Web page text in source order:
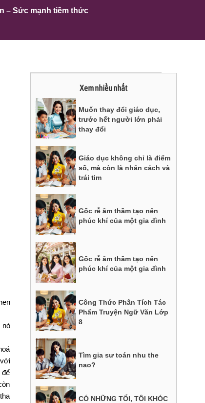
– Sức mạnh tiềm thức
nó
để
Xem nhiều nhất
Muốn thay đổi giáo dục,
trước hết người lớn phải
thay đổi
Giáo dục không chỉ là điểm
số, mà còn là nhân cách và
trái tim
Gốc rễ âm thầm tạo nên
phúc khí của một gia đình
Gốc rễ âm thầm tạo nên
phúc khí của một gia đình
Công Thức Phân Tích Tác
Phẩm Truyện Ngữ Văn Lớp
8
Tìm gia sư toán nhu the
nao?
CÓ NHỮNG TỐI, TÔI KHÓC